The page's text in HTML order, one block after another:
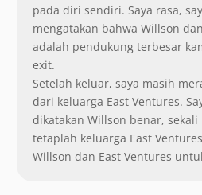
pada diri sendiri. Saya rasa,
mengatakan bahwa Willson
adalah pendukung terbesar
exit.
Setelah keluar, saya masih
dari keluarga East Ventures.
dikatakan Willson benar, sekali
tetaplah keluarga East
Willson dan East Ventures